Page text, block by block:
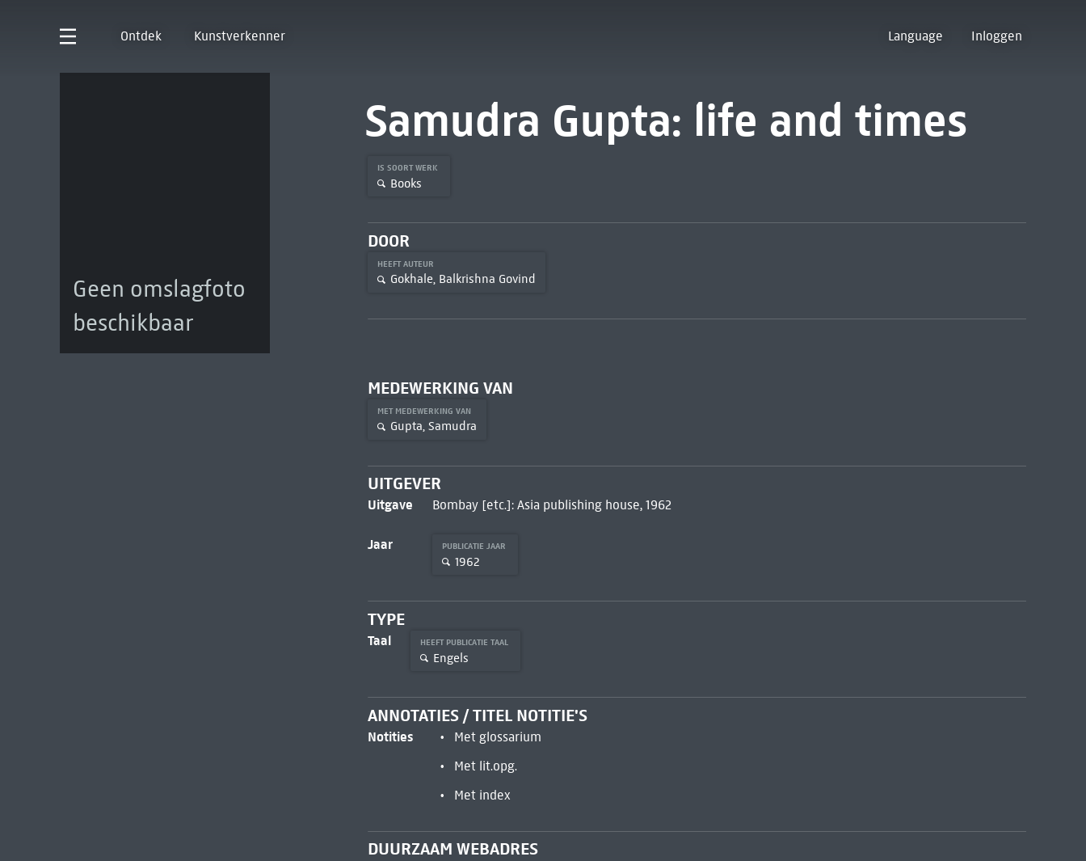
Ontdek Kunstverkenner Language Inloggen
Geen omslagfoto
beschikbaar
Samudra Gupta: life and times
IS SOORT WERK
Books
DOOR
HEEFT AUTEUR
Gokhale, Balkrishna Govind
MEDEWERKING VAN
MET MEDEWERKING VAN
Gupta, Samudra
UITGEVER
Uitgave Bombay [etc.]: Asia publishing house, 1962
Jaar PUBLICATIE JAAR
1962
TYPE
Taal HEEFT PUBLICATIE TAAL
Engels
ANNOTATIES / TITEL NOTITIE'S
Notities
Met glossarium
Met lit.opg.
Met index
DUURZAAM WEBADRES